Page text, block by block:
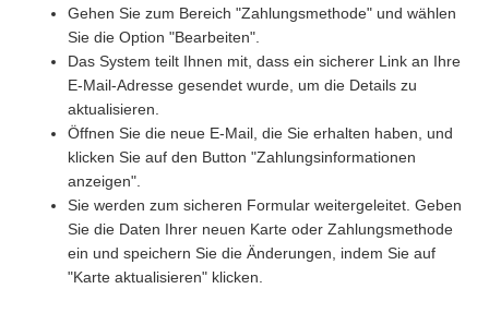
Meine SIM ist nicht von SaveFamily, gibt es einen
zusätzlichen Schritt?
Weitere anzeigen
Gehen Sie zum Bereich "Zahlungsmethode" und wählen
Sie die Option "Bearbeiten".
Das System teilt Ihnen mit, dass ein sicherer Link an Ihre
E-Mail-Adresse gesendet wurde, um die Details zu
aktualisieren.
Öffnen Sie die neue E-Mail, die Sie erhalten haben, und
klicken Sie auf den Button "Zahlungsinformationen
anzeigen".
Sie werden zum sicheren Formular weitergeleitet. Geben
Sie die Daten Ihrer neuen Karte oder Zahlungsmethode
ein und speichern Sie die Änderungen, indem Sie auf
"Karte aktualisieren" klicken.